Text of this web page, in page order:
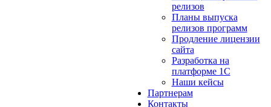
релизов
Планы выпуска
релизов программ
Продление лицензии
сайта
Разработка на
платформе 1С
Наши кейсы
Партнерам
Контакты